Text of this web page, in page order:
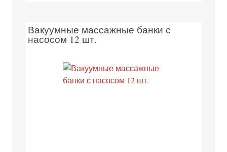
Вакуумные массажные банки с
насосом 12 шт.